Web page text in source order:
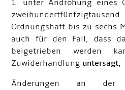
1. unter Androhung eines
Ordnungshaft bis zu sechs
auch für den Fall, dass
beigetrieben werden
Zuwiderhandlung untersagt,
Änderungen an der